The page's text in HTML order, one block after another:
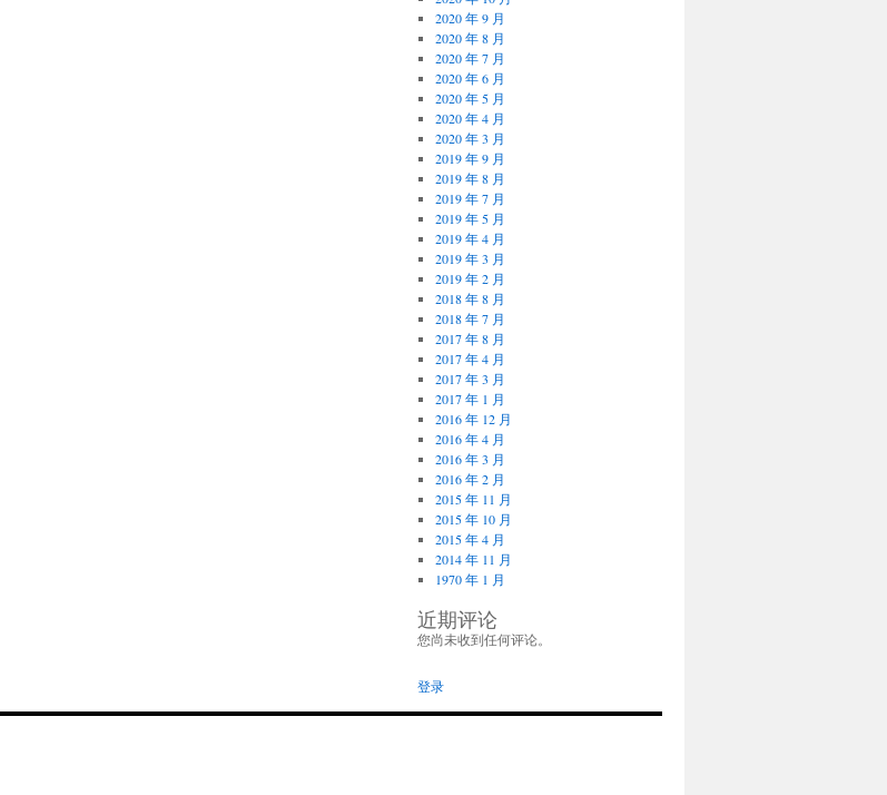
2020 年 9 月
2020 年 8 月
2020 年 7 月
2020 年 6 月
2020 年 5 月
2020 年 4 月
2020 年 3 月
2019 年 9 月
2019 年 8 月
2019 年 7 月
2019 年 5 月
2019 年 4 月
2019 年 3 月
2019 年 2 月
2018 年 8 月
2018 年 7 月
2017 年 8 月
2017 年 4 月
2017 年 3 月
2017 年 1 月
2016 年 12 月
2016 年 4 月
2016 年 3 月
2016 年 2 月
2015 年 11 月
2015 年 10 月
2015 年 4 月
2014 年 11 月
1970 年 1 月
近期评论
您尚未收到任何评论。
登录